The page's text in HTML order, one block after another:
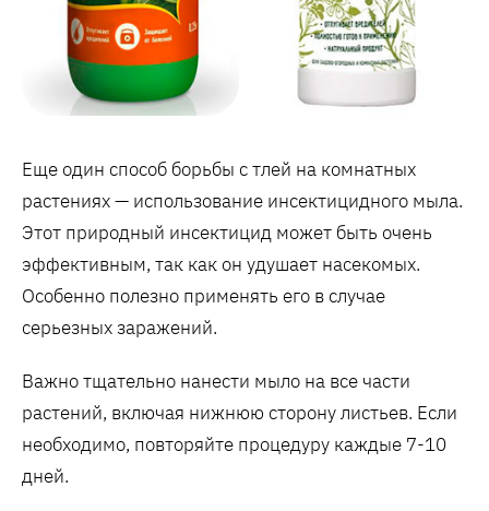
Еще один способ борьбы с тлей на комнатных
растениях — использование инсектицидного мыла.
Этот природный инсектицид может быть очень
эффективным, так как он удушает насекомых.
Особенно полезно применять его в случае
серьезных заражений.
Важно тщательно нанести мыло на все части
растений, включая нижнюю сторону листьев. Если
необходимо, повторяйте процедуру каждые 7-10
дней.